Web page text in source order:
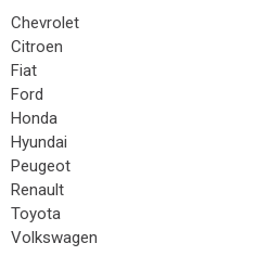
Chevrolet
Citroen
Fiat
Ford
Honda
Hyundai
Peugeot
Renault
Toyota
Volkswagen